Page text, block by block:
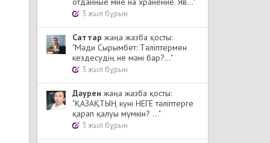
3 жыл бұрын
Cаттар жаңа жазба қосты:
"Мәди Сырымбет: Тәліптермен
кездесудің не мәні бар?..."
3 жыл бұрын
Дәурен жаңа жазба қосты:
"ҚАЗАҚТЫҢ күні НЕГЕ тәліптерге
қарап қалуы мүмкін? ..."
3 жыл бұрын